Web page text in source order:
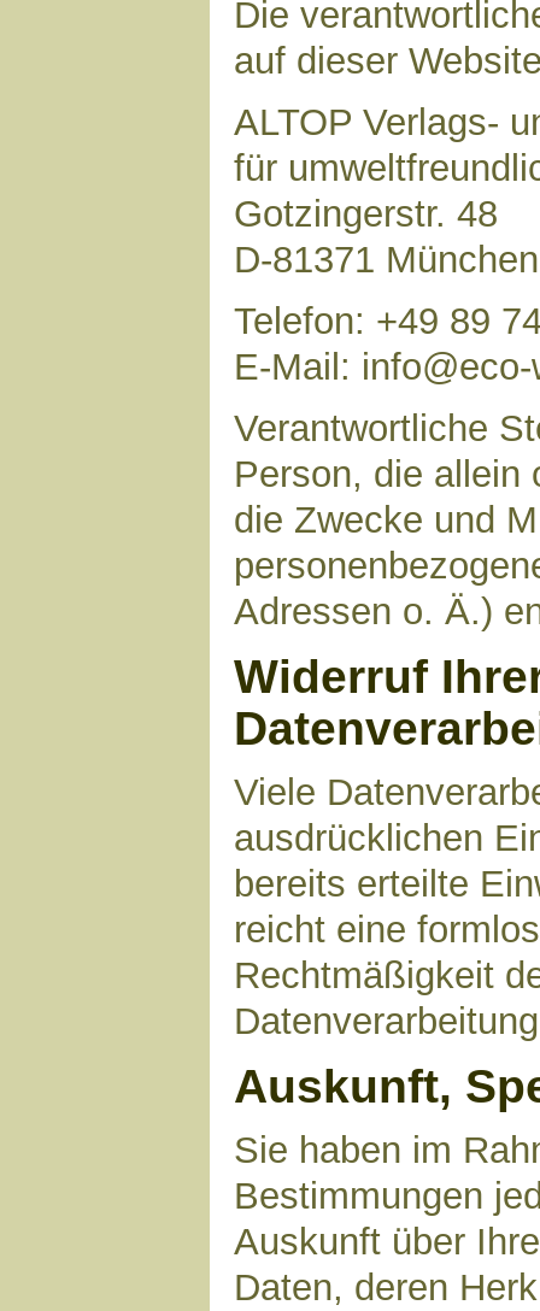
Die
auf dieser
ALTOP Verlags-
für
Gotzingerstr. 48
D-81371 München
Telefon: +49 89
E-Mail:
Verantwortliche
Person, die allein
die Zwecke und
Adressen o. Ä.)
Widerruf
Viele
ausdrücklichen
bereits erteilte
reicht eine
Rechtmäßigkeit
Auskunft,
Sie haben im
Bestimmungen
Auskunft über
Daten, deren